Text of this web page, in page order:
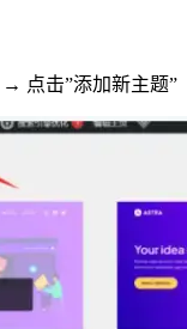
点击”添加新主题”